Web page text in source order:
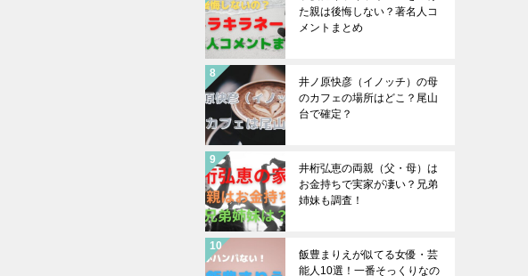
た親は後悔しない？著名人コ
メントまとめ
井ノ原快彦（イノッチ）の母
のカフェの場所はどこ？尾山
台で確定？
井桁弘恵の両親（父・母）は
お金持ちで実家が凄い？兄弟
姉妹も調査！
飯豊まりえが似てる女優・芸
能人10選！一番そっくりなの